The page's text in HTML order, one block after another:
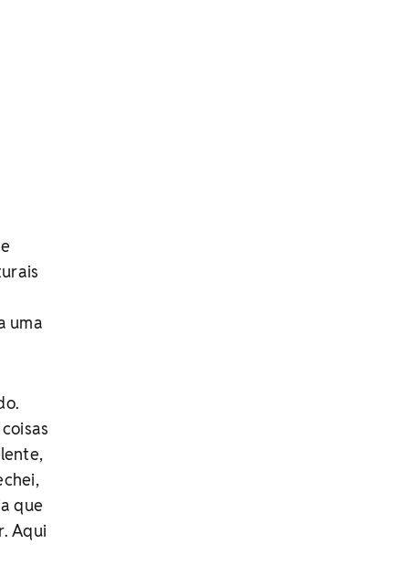
uma
que
Aqui